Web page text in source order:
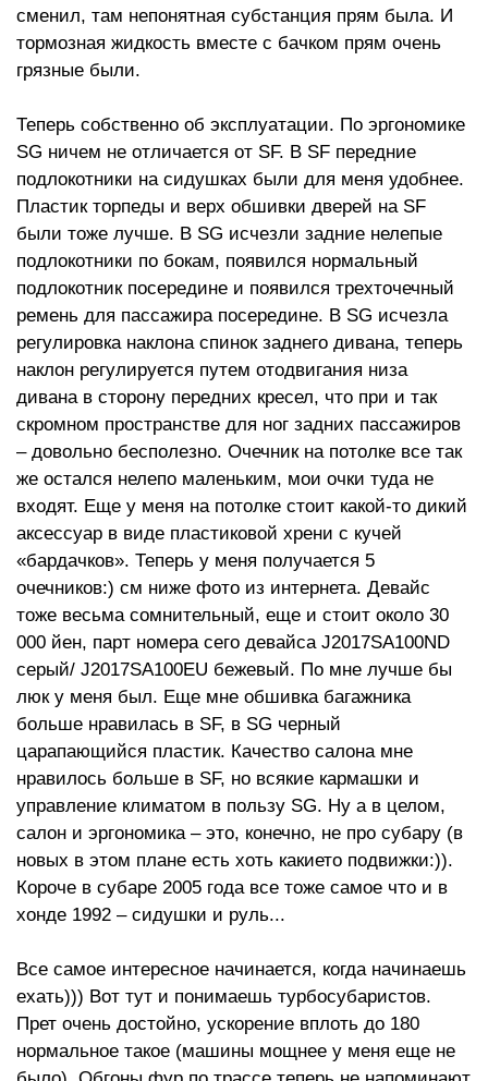
сменил, там непонятная субстанция прям была. И
тормозная жидкость вместе с бачком прям очень
грязные были.
Теперь собственно об эксплуатации. По эргономике
SG ничем не отличается от SF. В SF передние
подлокотники на сидушках были для меня удобнее.
Пластик торпеды и верх обшивки дверей на SF
были тоже лучше. В SG исчезли задние нелепые
подлокотники по бокам, появился нормальный
подлокотник посередине и появился трехточечный
ремень для пассажира посередине. В SG исчезла
регулировка наклона спинок заднего дивана, теперь
наклон регулируется путем отодвигания низа
дивана в сторону передних кресел, что при и так
скромном пространстве для ног задних пассажиров
– довольно бесполезно. Очечник на потолке все так
же остался нелепо маленьким, мои очки туда не
входят. Еще у меня на потолке стоит какой-то дикий
аксессуар в виде пластиковой хрени с кучей
«бардачков». Теперь у меня получается 5
очечников:) см ниже фото из интернета. Девайс
тоже весьма сомнительный, еще и стоит около 30
000 йен, парт номера сего девайса J2017SA100ND
серый/ J2017SA100EU бежевый. По мне лучше бы
люк у меня был. Еще мне обшивка багажника
больше нравилась в SF, в SG черный
царапающийся пластик. Качество салона мне
нравилось больше в SF, но всякие кармашки и
управление климатом в пользу SG. Ну а в целом,
салон и эргономика – это, конечно, не про субару (в
новых в этом плане есть хоть какието подвижки:)).
Короче в субаре 2005 года все тоже самое что и в
хонде 1992 – сидушки и руль...
Все самое интересное начинается, когда начинаешь
ехать))) Вот тут и понимаешь турбосубаристов.
Прет очень достойно, ускорение вплоть до 180
нормальное такое (машины мощнее у меня еще не